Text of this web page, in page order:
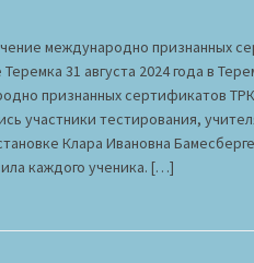
международно признанных
Теремка 31 августа 2024 года в
признанных сертификатов
участники тестирования,
Клара Ивановна
каждого ученика. […]